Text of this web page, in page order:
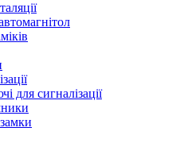
для сигналізації